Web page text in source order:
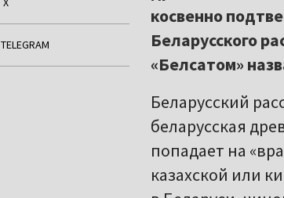
TELEGRAM
косвенно
Беларусского
«Белсатом»
Беларусский
беларусская
попадает на
казахской или